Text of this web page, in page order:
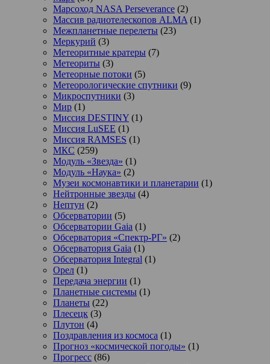
Марсоход NASA Perseverance (2)
Массив радиотелескопов ALMA (1)
Межпланетные перелеты (23)
Меркурий (3)
Метеоритные кратеры (7)
Метеориты (3)
Метеорные потоки (5)
Метеорологические спутники (9)
Микроспутники (3)
Мир (1)
Миссия DESTINY (1)
Миссия LuSEE (1)
Миссия RAMSES (1)
МКС (259)
Модуль «Звезда» (1)
Модуль «Наука» (2)
Музеи космонавтики и планетарии (1)
Нейтронные звезды (4)
Нептун (2)
Обсерватории (5)
Обсерватории Gaia (1)
Обсерватория «Спектр-РГ» (2)
Обсерватория Gaia (1)
Обсерватория Integral (1)
Орел (1)
Передача энергии (1)
Планетные системы (1)
Планеты (22)
Плесецк (3)
Плутон (4)
Поздравления из космоса (1)
Прогноз «космической погоды» (1)
Прогресс (86)